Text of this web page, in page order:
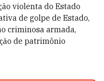
violenta do Estado
de golpe de Estado,
criminosa armada,
de patrimônio